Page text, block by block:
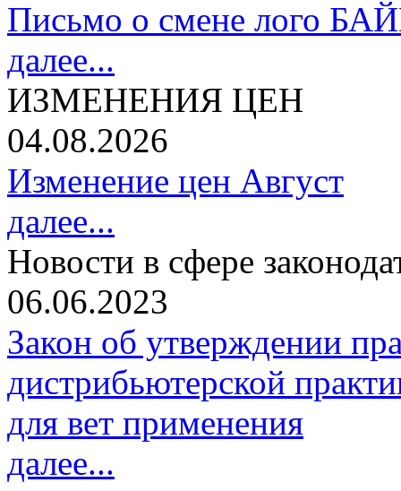
Письмо о смене лого
далее...
ИЗМЕНЕНИЯ ЦЕН
04.08.2026
Изменение цен Август
далее...
Новости в сфере
06.06.2023
Закон об утверждении
дистрибьютерской
для вет применения
далее...